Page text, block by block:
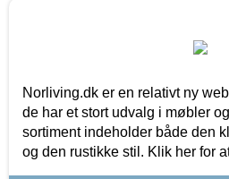
Norliving.dk er en relativt ny
de har et stort udvalg i møbler
sortiment indeholder både den
og den rustikke stil. Klik her for